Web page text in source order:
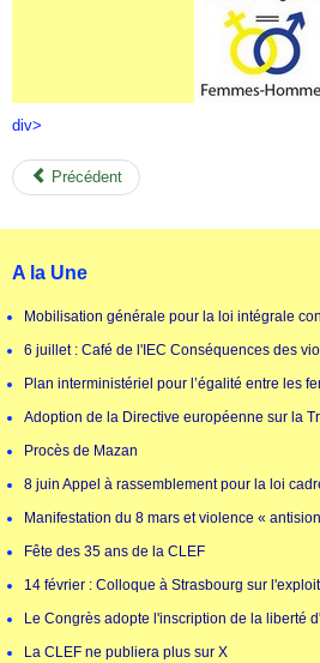
div>
Précédent
A la Une
Mobilisation générale pour la loi intégrale
6 juillet : Café de l'IEC Conséquences des
Plan interministériel pour l’égalité entre les
Adoption de la Directive européenne sur la
Procès de Mazan
8 juin Appel à rassemblement pour la loi
Manifestation du 8 mars et violence «
Fête des 35 ans de la CLEF
14 février : Colloque à Strasbourg sur
Le Congrès adopte l'inscription de la liberté
La CLEF ne publiera plus sur X